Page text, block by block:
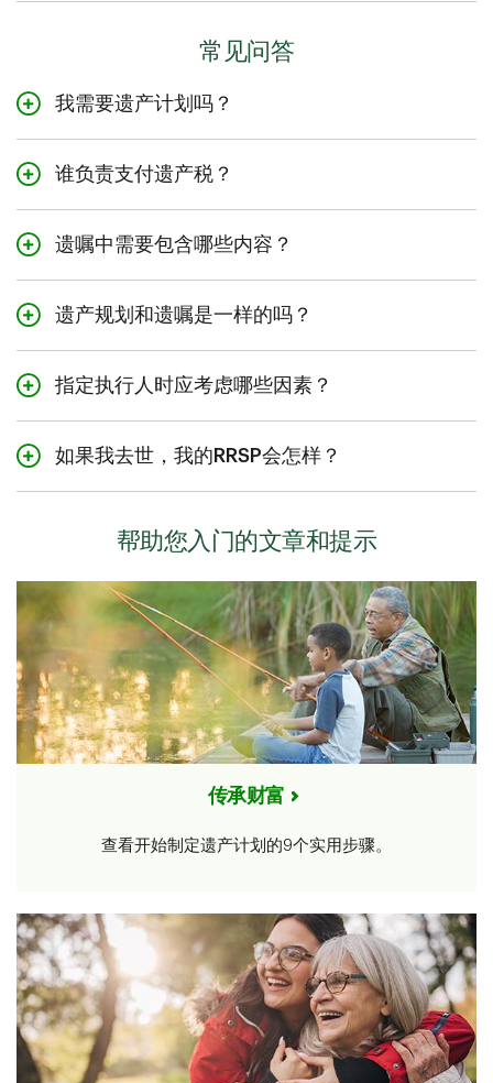
常见问答
我需要遗产计划吗？
确保未成年人的监护权，降低遗产税负，并减少亲人面对
谁负责支付遗产税？
所有与遗产处理相关的债务和费用。在将资产分配给受益
遗嘱中需要包含哪些内容？
人。它还可能包括遗嘱人的意愿、财产位置、未成年人的
遗产规划和遗嘱是一样的吗？
为您的执行人提供明确的指示和财产分配的安排。
指定执行人时应考虑哪些因素？
托公司），负责在您去世后管理您的遗产。选择执行人
如果我去世，我的RRSP会怎样？
益人，则计入您的遗产。在某些情况下，如果受益人是您
的配偶或普通法伴侣，您的RRSP可以延税形式转让给他
们。有关更多具体信息，请咨询您当地的地方税务办公室
或法律和税务顾问。
帮助您入门的文章和提示
传承财富
查看开始制定遗产计划的9个实用步骤。